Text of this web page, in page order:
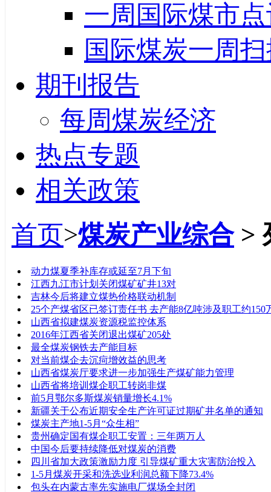
一周国际煤市
国际煤炭一周
期刊报告
每周煤炭经济
热点专题
相关政策
首页>煤炭产业综合>
动力煤夏季补库存或延至7月下旬
江西九江市计划关闭煤矿矿井13对
吉林今后将建立煤热价格联动机制
25个产煤省区已签订责任书 去产能8亿吨涉及职工约150
山西省拟建煤炭资源税监控体系
2016年江西省关闭退出煤矿205处
最全煤炭钢铁去产能目标
对当前煤企去沉疴增效益的思考
山西省煤炭厅要求进一步加强生产煤矿能力管理
山西省将培训煤企职工转岗非煤
前5月鄂尔多斯煤炭销量增长4.1%
新疆关于公布近期安全生产许可证过期矿井名单的通知
煤炭主产地1-5月“众生相”
贵州确定国有煤企职工安置：三年两万人
中国今后要持续降低对煤炭的消费
四川省加大政策激励力度 引导煤矿重大灾害防治投入
1-5月煤炭开采和洗选业利润总额下降73.4%
包头在内蒙古率先实施电厂煤场全封闭